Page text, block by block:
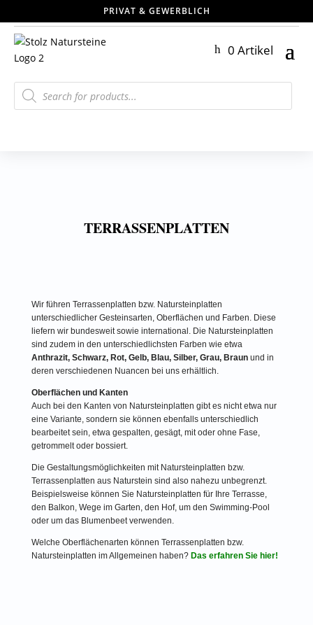
PRIVAT & GEWERBLICH
0 Artikel
Products
search
TERRASSENPLATTEN
Wir führen Terrassenplatten bzw. Natursteinplatten
unterschiedlicher Gesteinsarten, Oberflächen und Farben. Diese
liefern wir bundesweit sowie international. Die Natursteinplatten
sind zudem in den unterschiedlichsten Farben wie etwa
Anthrazit, Schwarz, Rot, Gelb, Blau, Silber, Grau, Braunund in
deren verschiedenen Nuancen bei uns erhältlich.
Oberflächen und Kanten
Auch bei den Kanten von Natursteinplatten gibt es nicht etwa nur
eine Variante, sondern sie können ebenfalls unterschiedlich
bearbeitet sein, etwa gespalten, gesägt, mit oder ohne Fase,
getrommelt oder bossiert.
Die Gestaltungsmöglichkeiten mit Natursteinplatten bzw.
Terrassenplatten aus Naturstein sind also nahezu unbegrenzt.
Beispielsweise können Sie Natursteinplatten für Ihre Terrasse,
den Balkon, Wege im Garten, den Hof, um den Swimming-Pool
oder um das Blumenbeet verwenden.
Welche Oberflächenarten können Terrassenplatten bzw.
Natursteinplatten im Allgemeinen haben? Das erfahren Sie hier!